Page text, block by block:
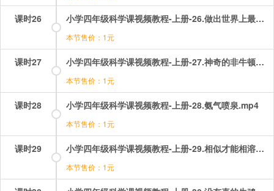
课时26 小学四年级科学课视频教程-上册-26.做出世界上最干净的水.mp4
本节售价：1元
课时27 小学四年级科学课视频教程-上册-27.神奇的非牛顿流体.mp4
本节售价：1元
课时28 小学四年级科学课视频教程-上册-28.氨气喷泉.mp4
本节售价：1元
课时29 小学四年级科学课视频教程-上册-29.相似才能相溶！.mp4
本节售价：1元